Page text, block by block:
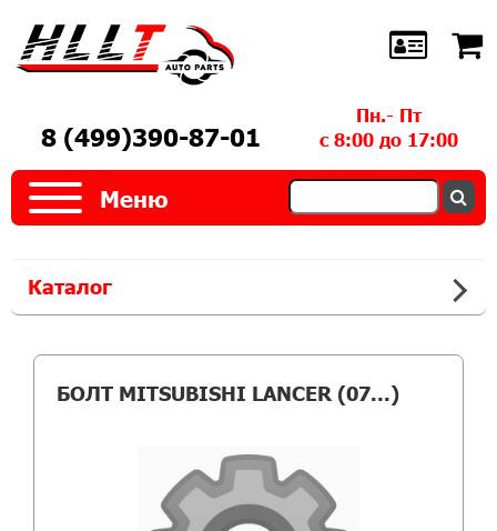
8 (499)390-87-01
Пн.- Пт
с 8:00 до 17:00
Меню
Каталог
БОЛТ MITSUBISHI LANCER (07...)